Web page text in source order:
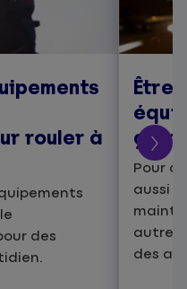
rouler à
des
Être
Pour
aussi
autres
des